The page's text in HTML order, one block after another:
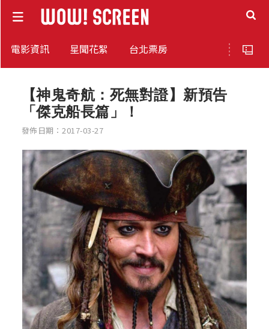
電影資訊 星聞花絮 台北票房
【神鬼奇航：死無對證】新預告
「傑克船長篇」！
發佈日期：2017-03-27